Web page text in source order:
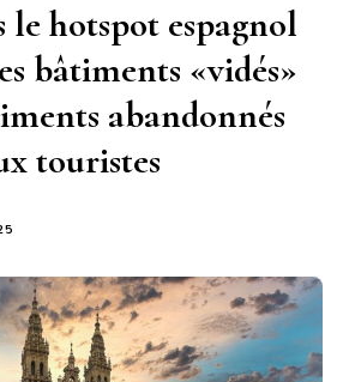
le hotspot espagnol
bâtiments «vidés»
abandonnés
touristes